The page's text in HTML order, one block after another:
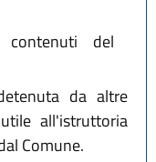
contenuti del
da altre
all'istruttoria
Comune.